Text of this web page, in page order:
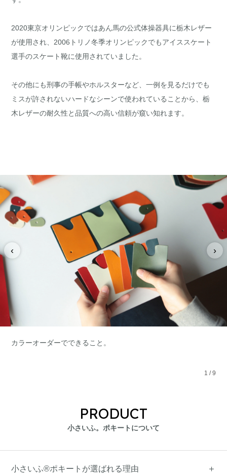
2020東京オリンピックではあん馬の公式体操器具に栃木レザー
が使用され、2006トリノ冬季オリンピックでもアイススケート
選手のスケート靴に使用されていました。
その他にも刑事の手帳やホルスターなど、一例を見るだけでも
ミスが許されないハードなシーンで使われていることから、栃
木レザーの耐久性と品質への高い信頼が窺い知れます。
‹ ›
カラーオーダーでできること。
1 /9
PRODUCT
小さいふ。ポキートについて
小さいふ®ポキートが選ばれる理由